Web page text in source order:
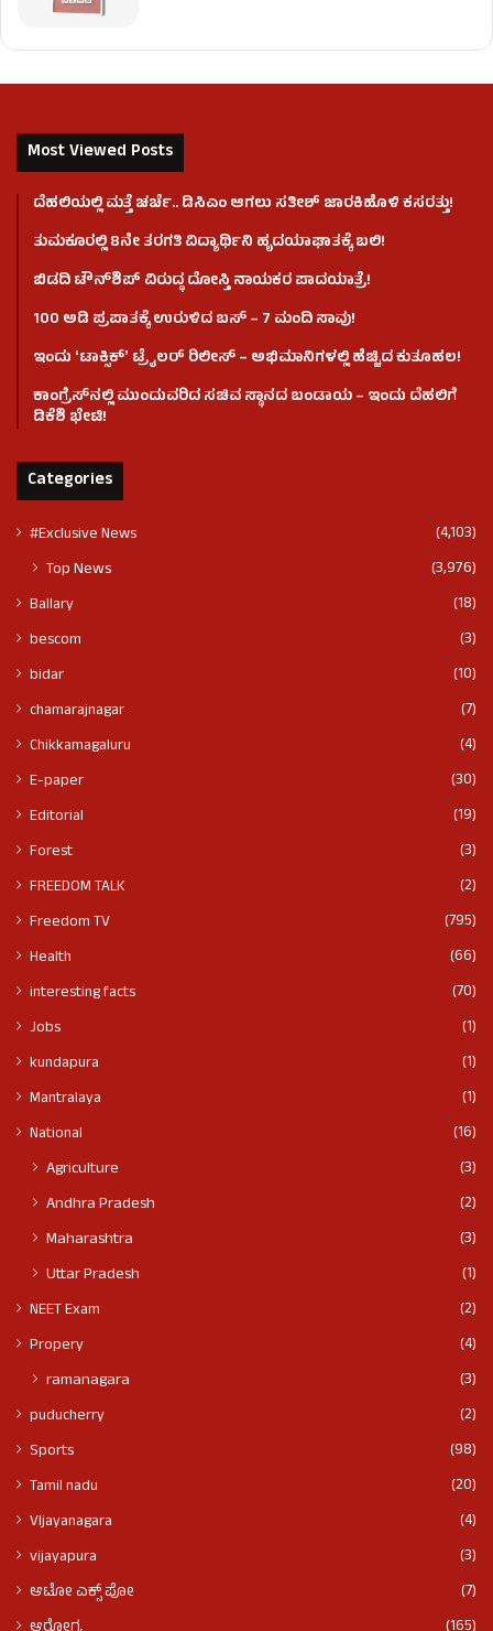
Most Viewed Posts
ದೆಹಲಿಯಲ್ಲಿ ಮತ್ತೆ ಚರ್ಚೆ.. ಡಿಸಿಎಂ ಆಗಲು ಸತೀಶ್ ಜಾರಕಿಹೊಳಿ ಕಸರತ್ತು!
ತುಮಕೂರಲ್ಲಿ 8ನೇ ತರಗತಿ ವಿದ್ಯಾರ್ಥಿನಿ ಹೃದಯಾಘಾತಕ್ಕೆ ಬಲಿ!
ಬಿಡದಿ ಟೌನ್‌ಶಿಪ್‌ ವಿರುದ್ಧ ದೋಸ್ತಿ ನಾಯಕರ ಪಾದಯಾತ್ರೆ!
100 ಅಡಿ ಪ್ರಪಾತಕ್ಕೆ ಉರುಳಿದ ಬಸ್‌ – 7 ಮಂದಿ ಸಾವು!
ಇಂದು ʻಟಾಕ್ಸಿಕ್ʼ ಟ್ರೈಲರ್ ರಿಲೀಸ್‌ – ಅಭಿಮಾನಿಗಳಲ್ಲಿ ಹೆಚ್ಚಿದ ಕುತೂಹಲ!
ಕಾಂಗ್ರೆಸ್​ನಲ್ಲಿ ಮುಂದುವರಿದ ಸಚಿವ ಸ್ಥಾನದ ಬಂಡಾಯ – ಇಂದು ದೆಹಲಿಗೆ
ಡಿಕೆಶಿ ಭೇಟಿ!
Categories
#Exclusive News (4,103)
Top News (3,976)
Ballary
(18)
bescom
(3)
bidar
(10)
chamarajnagar
(7)
Chikkamagaluru
(4)
E-paper
(30)
Editorial
(19)
Forest
(3)
FREEDOM TALK
(2)
Freedom TV
(795)
Health
(66)
interesting facts
(70)
Jobs
(1)
kundapura
(1)
Mantralaya
(1)
National
(16)
Agriculture
(3)
Andhra Pradesh
(2)
Maharashtra
(3)
Uttar Pradesh
(1)
NEET Exam
(2)
Propery
(4)
ramanagara (3)
puducherry
(2)
Sports
(98)
Tamil nadu
(20)
VIjayanagara
(4)
vijayapura
(3)
ಆಟೋ ಎಕ್ಸ್ ಪೋ
(7)